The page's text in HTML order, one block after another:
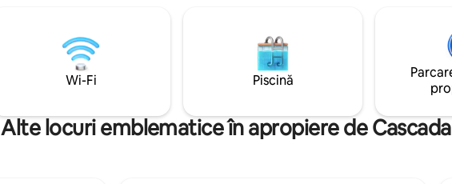
pentru oaspeți suplimentari. Relaxează-
te în baia în aer liber și bucură-te de
simplitatea de a trăi în afara rețelei, fără a
lipsi multe facilități de acasă. Toaleta este
ce are de oferit - activități în
de surf de renume mondial, Mt
cascada Waireinga (Bridal Veil),
tip boutique, cafenele și baruri
loc pentru whakatà ( respiră,
Wi-Fi Piscină
Alte locuri emblematice în apropiere de